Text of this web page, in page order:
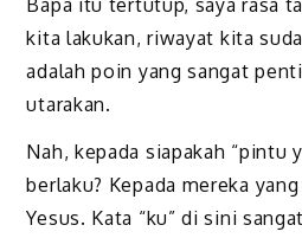
kita lakukan, riwayat kita
adalah poin yang sangat
utarakan.
Nah, kepada siapakah “pintu
berlaku? Kepada mereka
Yesus. Kata “ku” di sini